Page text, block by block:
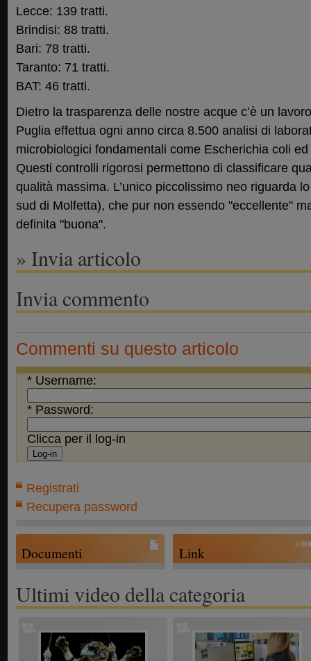
Lecce: 139 tratti.
Brindisi: 88 tratti.
Bari: 78 tratti.
Taranto: 71 tratti.
BAT: 46 tratti.
Dietro la trasparenza delle nostre acque c’è un
Puglia effettua ogni anno circa 8.500 analisi di
microbiologici fondamentali come Escherichia coli
Questi controlli rigorosi permettono di classificare
qualità massima. L’unico piccolissimo neo riguarda
sud di Molfetta), che pur non essendo "eccellente"
definita "buona".
» Invia articolo
Invia commento
Commenti su questo articolo
* Username:
* Password:
Clicca per il log-in
Registrati
Recupera password
Documenti Link
Ultimi video della categoria